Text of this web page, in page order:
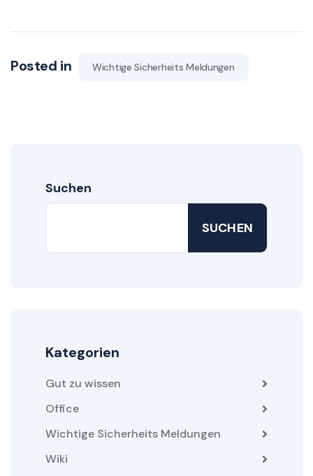
Posted in Wichtige Sicherheits Meldungen
Suchen
SUCHEN
Kategorien
Gut zu wissen
Office
Wichtige Sicherheits Meldungen
Wiki